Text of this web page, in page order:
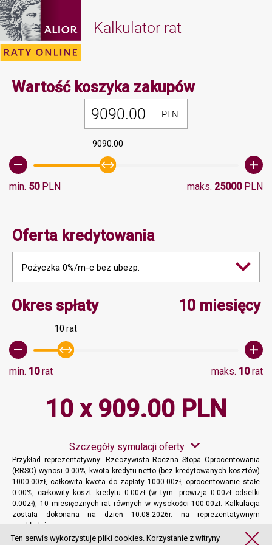
Kalkulator rat
Wartość koszyka zakupówMinimalna
PLN
9090.00
min. 50PLN maks. 25000PLN
Oferta kredytowania
Pożyczka 0%/m-c bez ubezp.
Okres spłatyMinimalna wartość 10,
10 miesięcy
10 rat
min. 10rat maks. 10rat
10 x 909.00 PLN
Szczegóły symulacji oferty
Przykład reprezentatywny: Rzeczywista Roczna Stopa Oprocentowania
(RRSO) wynosi 0.00%, kwota kredytu netto (bez kredytowanych kosztów)
1000.00zł, całkowita kwota do zapłaty 1000.00zł, oprocentowanie stałe
0.00%, całkowity koszt kredytu 0.00zł (w tym: prowizja 0.00zł odsetki
0.00zł), 10 miesięcznych rat równych w wysokości 100.00zł. Kalkulacja
została dokonana na dzień 10.08.2026r. na reprezentatywnym
przykładzie.
Więcej informacji
Ten serwis wykorzystuje pliki cookies. Korzystanie z witryny